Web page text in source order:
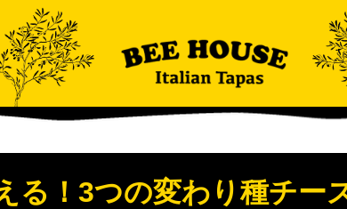
る！3つの変わり種チー